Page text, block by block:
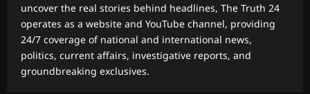
uncover the real stories behind headlines, The Truth 24
operates as a website and YouTube channel, providing
24/7 coverage of national and international news,
politics, current affairs, investigative reports, and
groundbreaking exclusives.